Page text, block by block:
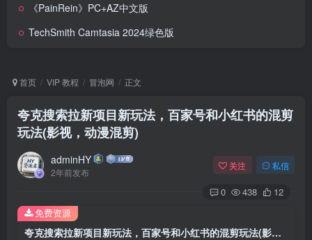
《PainRein》PC+AZ中文版
TechSmith Camtasia 2024绿色版
首页 VIP 教程 冒泡网 正文
夸克搜索拉新项目新玩法，百家号和小红书的混剪
玩法(影视，动漫混剪)
adminHY
2年前发布
关注 私信
0 438 12
夸克搜索拉新项目新玩法，百家号和小红书的混剪玩法(影视，动漫混剪)
免费资源